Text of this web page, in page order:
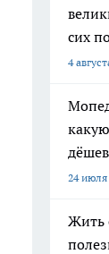
сих
4
24 июля
Жить